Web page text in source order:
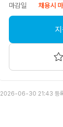
마감일 채용시
2026-06-30 21:43 등